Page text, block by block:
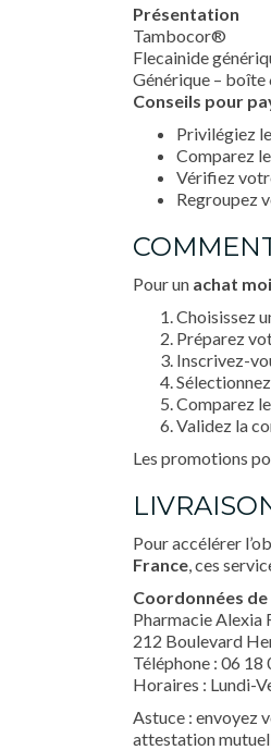
Présentation
Tambocor®
Flecainide
Générique – boîte
Conseils pour
Privilégiez
Comparez
Vérifiez
Regroupez
Pour un achat
Choisissez
Préparez
Inscrivez-
Comparez
Validez la
Les promotions
Pour accélérer
France, ces
Coordonnées
Pharmacie Alexia
212 Boulevard
Téléphone : 06 18
Horaires : Lundi-
Astuce : envoyez
attestation